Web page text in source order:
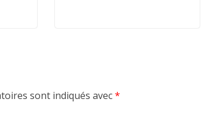
sont indiqués avec*